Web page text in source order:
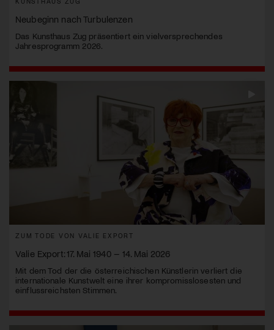
Neubeginn nach Turbulenzen
Das Kunsthaus Zug präsentiert ein vielversprechendes
Jahresprogramm 2026.
ZUM TODE VON VALIE EXPORT
Valie Export: 17. Mai 1940 – 14. Mai 2026
Mit dem Tod der die österreichischen Künstlerin verliert die
internationale Kunstwelt eine ihrer kompromisslosesten und
einflussreichsten Stimmen.